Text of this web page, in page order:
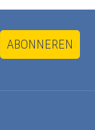
ABONNEREN